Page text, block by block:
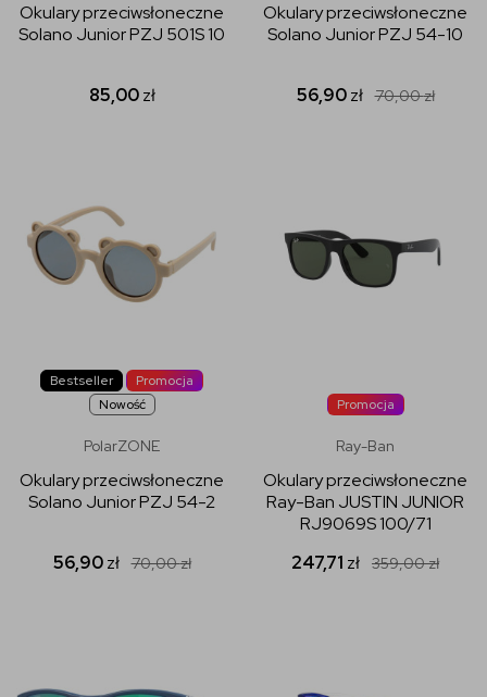
Okulary przeciwsłoneczne
Solano Junior PZJ 501S 10
85,00zł
Okulary przeciwsłoneczne
Solano Junior PZJ 54-10
56,90zł 70,00zł
Bestseller
Promocja
Nowość
PolarZONE
Okulary przeciwsłoneczne
Solano Junior PZJ 54-2
56,90zł 70,00zł
Promocja
Ray-Ban
Okulary przeciwsłoneczne
Ray-Ban JUSTIN JUNIOR
RJ9069S 100/71
247,71 zł 359,00zł